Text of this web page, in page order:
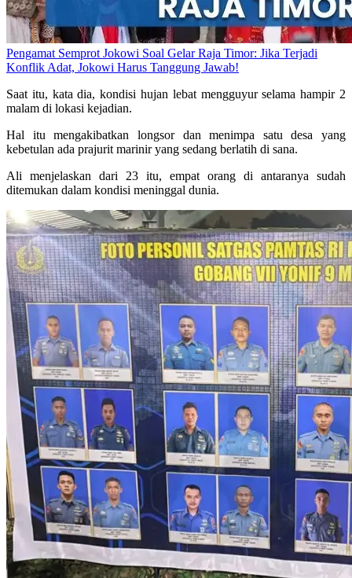
Pengamat Semprot Jokowi Soal Gelar Raja Timor: Jika Terjadi
Konflik Adat, Jokowi Harus Tanggung Jawab!
Saat itu, kata dia, kondisi hujan lebat mengguyur selama hampir 2
malam di lokasi kejadian.
Hal itu mengakibatkan longsor dan menimpa satu desa yang
kebetulan ada prajurit marinir yang sedang berlatih di sana.
Ali menjelaskan dari 23 itu, empat orang di antaranya sudah
ditemukan dalam kondisi meninggal dunia.